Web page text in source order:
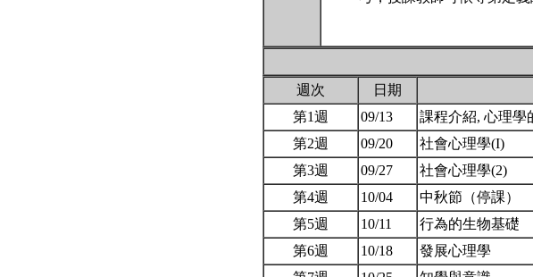
週次
日期
第1週
09/13
課程介紹, 心理學
第2週
09/20
社會心理學(I)
第3週
09/27
社會心理學(2)
第4週
10/04
中秋節（停課）
第5週
10/11
行為的生物基礎
第6週
10/18
發展心理學